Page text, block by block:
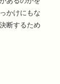
かけにもな
断するため